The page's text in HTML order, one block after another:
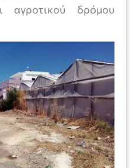
αγροτικού δρόμου